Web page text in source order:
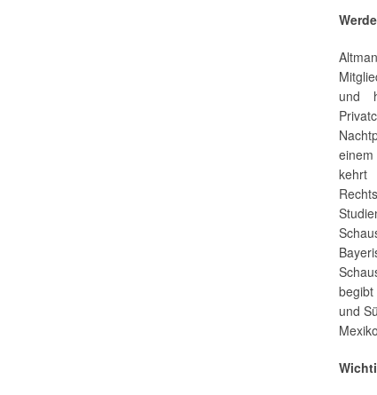
und
und